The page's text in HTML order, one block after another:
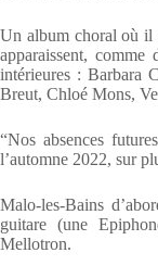
Un album choral où il
apparaissent,
intérieures : Barbara
Breut, Chloé Mons,
“Nos absences
l’automne 2022, sur
Malo-les-Bains
guitare (une
Mellotron.